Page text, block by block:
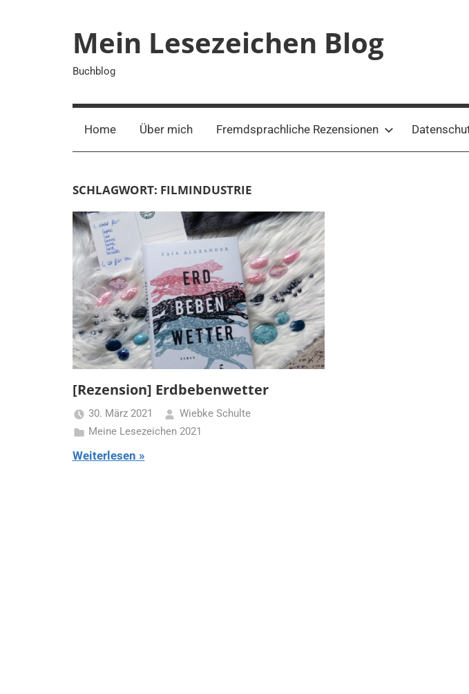
Mein Lesezeichen Blog
Buchblog
Home Über mich Fremdsprachliche Rezensionen
SCHLAGWORT: FILMINDUSTRIE
[Rezension] Erdbebenwetter
30. März 2021
Wiebke Schulte
Meine Lesezeichen 2021
Weiterlesen